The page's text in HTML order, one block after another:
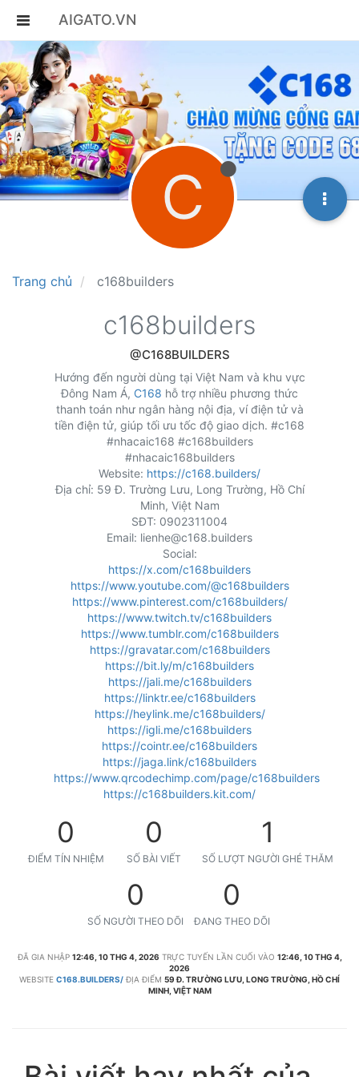
AIGATO.VN
Trang chủ c168builders
C
c168builders
@C168BUILDERS
Hướng đến người dùng tại Việt Nam và khu vực
Đông Nam Á, C168 hỗ trợ nhiều phương thức
thanh toán như ngân hàng nội địa, ví điện tử và
tiền điện tử, giúp tối ưu tốc độ giao dịch. #c168
#nhacaic168 #c168builders
#nhacaic168builders
Website: https://c168.builders/
Địa chỉ: 59 Đ. Trường Lưu, Long Trường, Hồ Chí
Minh, Việt Nam
SĐT: 0902311004
Email: lienhe@c168.builders
Social:
https://x.com/c168builders
https://www.youtube.com/@c168builders
https://www.pinterest.com/c168builders/
https://www.twitch.tv/c168builders
https://www.tumblr.com/c168builders
https://gravatar.com/c168builders
https://bit.ly/m/c168builders
https://jali.me/c168builders
https://linktr.ee/c168builders
https://heylink.me/c168builders/
https://igli.me/c168builders
https://cointr.ee/c168builders
https://jaga.link/c168builders
https://www.qrcodechimp.com/page/c168builders
https://c168builders.kit.com/
0
ĐIỂM TÍN NHIỆM
0
SỐ BÀI VIẾT
1
SỐ LƯỢT NGƯỜI GHÉ THĂM
0
SỐ NGƯỜI THEO DÕI
0
ĐANG THEO DÕI
ĐÃ GIA NHẬP 12:46, 10 THG 4, 2026 TRỰC TUYẾN LẦN CUỐI VÀO 12:46, 10 THG 4,
2026
WEBSITE C168.BUILDERS/ ĐỊA ĐIỂM 59 Đ. TRƯỜNG LƯU, LONG TRƯỜNG, HỒ CHÍ
MINH, VIỆT NAM